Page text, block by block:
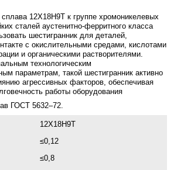
12Х18Н9Т к группе хромоникелевых
сталей аустенитно-ферритного класса
шестигранник для деталей,
с окислительными средами, кислотами
и органическими растворителями.
технологическим
параметрам, такой шестигранник активно
агрессивных факторов, обеспечивая
работы оборудования
ГОСТ 5632–72.
12Х18Н9Т
≤0,12
≤0,8